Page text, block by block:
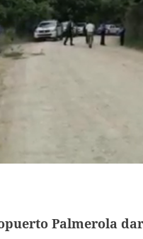
Palmerola